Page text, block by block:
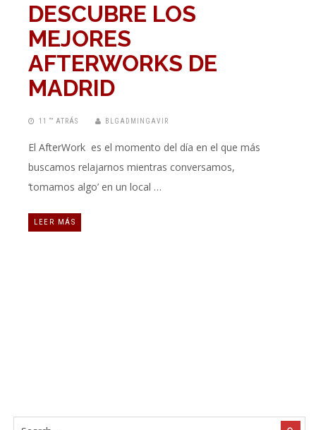
DESCUBRE LOS
MEJORES
AFTERWORKS DE
MADRID
11 “” ATRÁS BLGADMINGAVIR
El AfterWork es el momento del día en el que más
buscamos relajarnos mientras conversamos,
‘tomamos algo’ en un local …
LEER MÁS